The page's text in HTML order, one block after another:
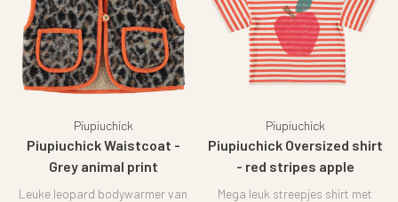
Piupiuchick
Piupiuchick Waistcoat -
Grey animal print
Leuke leopard bodywarmer van
Piupiuchick
Piupiuchick Oversized shirt
- red stripes apple
Mega leuk streepjes shirt met